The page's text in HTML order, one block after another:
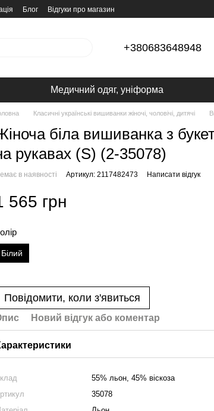
Блог Відгуки про магазин
+380683648948
Медичний одяг, уніформа
Класичні українські вишиванки жіночі, чоловічі, дитячі
біла вишиванка з
рукавах (S) (2-35078)
в наявності Артикул: 2117482473 Написати відгук
565 грн
Білий
Повідомити, коли з'явиться
Новий відгук або коментар
55% льон, 45% віскоза
35078